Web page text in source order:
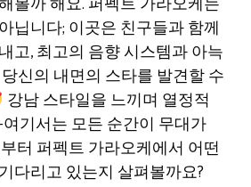
닙니다; 이곳은 친구들과 함께
고, 최고의 음향 시스템과 아늑
신의 내면의 스타를 발견할 수
강남 스타일을 느끼며 열정적
기서는 모든 순간이 무대가
터 퍼펙트 가라오케에서 어떤
다리고 있는지 살펴볼까요?